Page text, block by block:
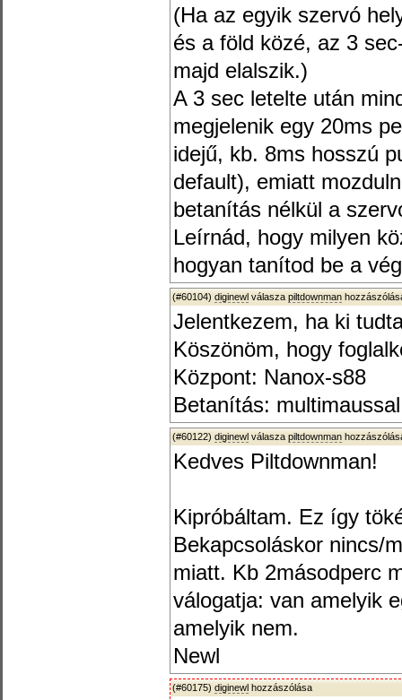
(Ha az egyik szervó
és a föld közé, az 3
majd elalszik.)
A 3 sec letelte után
megjelenik egy 20ms
idejű, kb. 8ms hosszú
default), emiatt
betanítás nélkül a
Leírnád, hogy milyen
hogyan tanítod be a
(#60104) diginewl válasza piltdownman
Jelentkezem, ha ki
Köszönöm, hogy
Központ: Nanox-s88
Betanítás:
(#60122) diginewl válasza piltdownman
Kedves Piltdownman!
Kipróbáltam. Ez így
Bekapcsoláskor nincs/
miatt. Kb 2másodperc
válogatja: van amelyik
amelyik nem.
Newl
(#60175) diginewl hozzászólása